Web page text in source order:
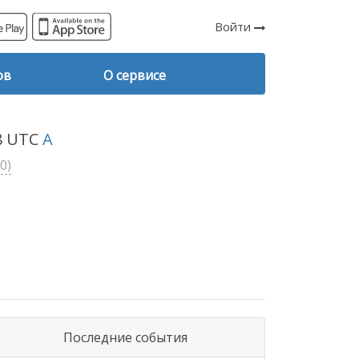
Войти
О сервисе
UTCA
Последние события